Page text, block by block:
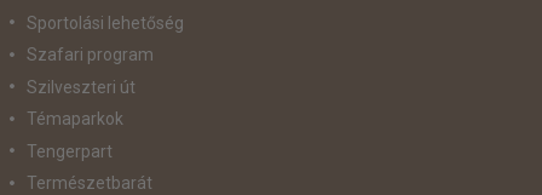
Sportolási lehetőség
Szafari program
Szilveszteri út
Témaparkok
Tengerpart
Természetbarát